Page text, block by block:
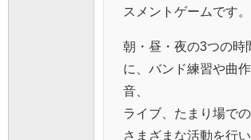
スメントゲームです。
朝・昼・夜の3つの時
に、バンド練習や曲
音、
ライブ、たまり場での
さまざまな活動を行